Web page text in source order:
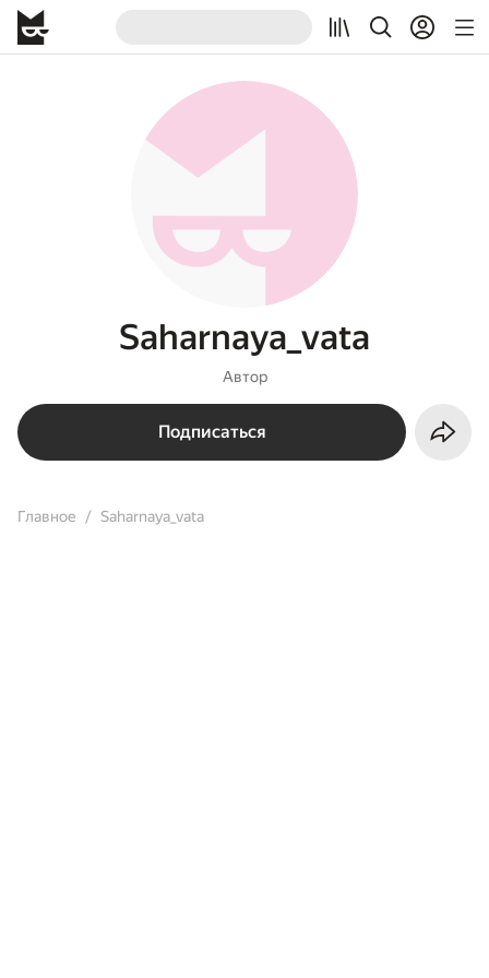
Saharnaya_vata
Автор
Подписаться
Главное Saharnaya_vata